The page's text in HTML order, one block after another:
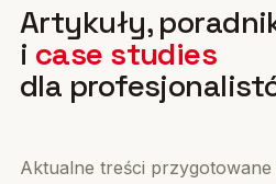
Artykuły,
i case studies
dla
Aktualne treści przygotowane